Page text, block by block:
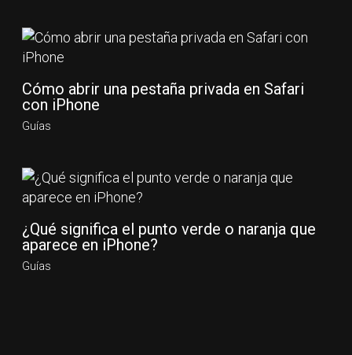
Cómo abrir una pestaña privada en Safari
con iPhone
Guías
¿Qué significa el punto verde o naranja que
aparece en iPhone?
Guías